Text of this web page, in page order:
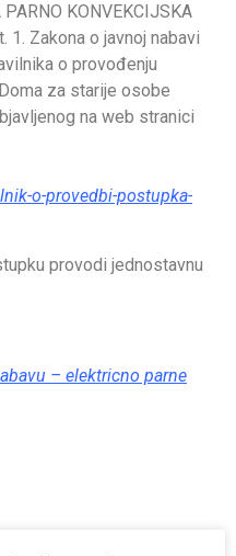
KONVEKCIJSKA
1. Zakona o javnoj nabavi
o provođenju
za starije osobe
na web stranici
o-provedbi-postupka-
provodi jednostavnu
– elektricno parne